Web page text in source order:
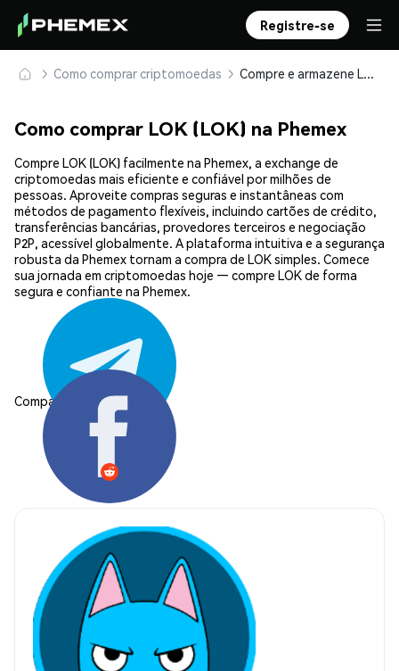
Registre-se
Como comprar criptomoedas Compre e armazene LOK (LOK) com segurança
Como comprar LOK (LOK) na Phemex
Compre LOK (LOK) facilmente na Phemex, a exchange de
criptomoedas mais eficiente e confiável por milhões de
pessoas. Aproveite compras seguras e instantâneas com
métodos de pagamento flexíveis, incluindo cartões de crédito,
transferências bancárias, provedores terceiros e negociação
P2P, acessível globalmente. A plataforma intuitiva e a segurança
robusta da Phemex tornam a compra de LOK simples. Comece
sua jornada em criptomoedas hoje — compre LOK de forma
segura e confiante na Phemex.
Compartilhar: